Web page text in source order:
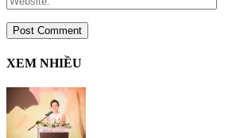
XEM NHIỀU